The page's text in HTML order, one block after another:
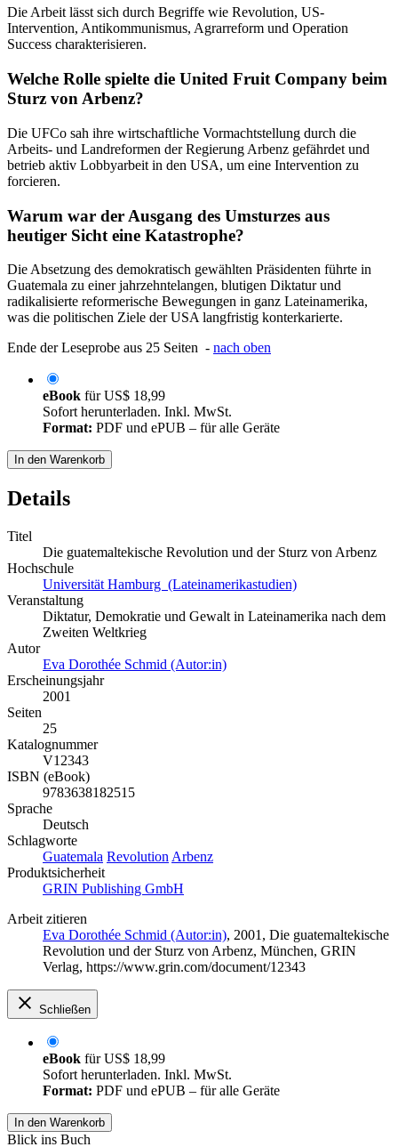
Die Arbeit lässt sich durch Begriffe wie Revolution, US-
Intervention, Antikommunismus, Agrarreform und Operation
Success charakterisieren.
Welche Rolle spielte die United Fruit Company beim
Sturz von Arbenz?
Die UFCo sah ihre wirtschaftliche Vormachtstellung durch die
Arbeits- und Landreformen der Regierung Arbenz gefährdet und
betrieb aktiv Lobbyarbeit in den USA, um eine Intervention zu
forcieren.
Warum war der Ausgang des Umsturzes aus
heutiger Sicht eine Katastrophe?
Die Absetzung des demokratisch gewählten Präsidenten führte in
Guatemala zu einer jahrzehntelangen, blutigen Diktatur und
radikalisierte reformerische Bewegungen in ganz Lateinamerika,
was die politischen Ziele der USA langfristig konterkarierte.
Ende der Leseprobe aus 25 Seiten - nach oben
eBook fürUS$ 18,99
Sofort herunterladen. Inkl. MwSt.
Format: PDF und ePUB – für alle Geräte
In den Warenkorb
Details
Titel
Die guatemaltekische Revolution und der Sturz von Arbenz
Hochschule
Universität Hamburg (Lateinamerikastudien)
Veranstaltung
Diktatur, Demokratie und Gewalt in Lateinamerika nach dem
Zweiten Weltkrieg
Autor
Eva Dorothée Schmid (Autor:in)
Erscheinungsjahr
2001
Seiten
25
Katalognummer
V12343
ISBN (eBook)
9783638182515
Sprache
Deutsch
Schlagworte
Guatemala Revolution Arbenz
Produktsicherheit
GRIN Publishing GmbH
Arbeit zitieren
Eva Dorothée Schmid (Autor:in), 2001, Die guatemaltekische
Revolution und der Sturz von Arbenz, München, GRIN
Verlag, https://www.grin.com/document/12343
Schließen
eBook fürUS$ 18,99
Sofort herunterladen. Inkl. MwSt.
Format: PDF und ePUB – für alle Geräte
In den Warenkorb
Blick ins Buch